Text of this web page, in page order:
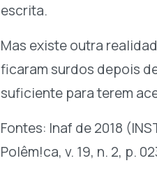
escrita.
Mas existe outra
ficaram surdos depois
suficiente para terem
Fontes: Inaf de 2018
Polêm!ca, v. 19, n. 2, p.